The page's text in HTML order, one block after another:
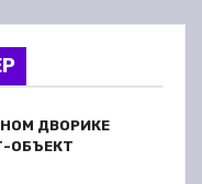
ДВОРИКЕ
ОБЪЕКТ